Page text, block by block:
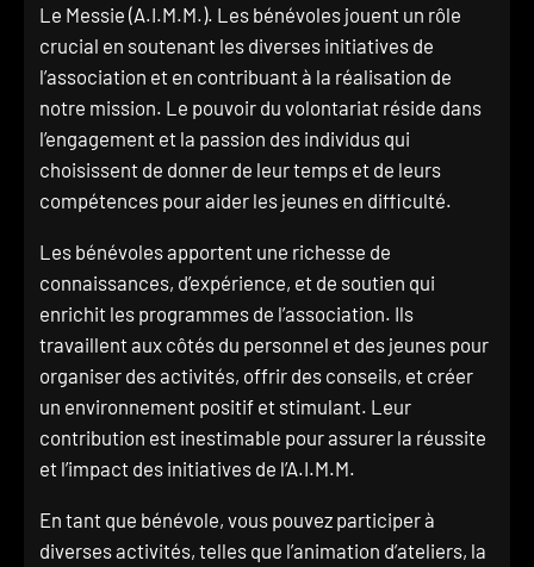
Le Messie (A.I.M.M.). Les bénévoles jouent un rôle
crucial en soutenant les diverses initiatives de
l’association et en contribuant à la réalisation de
notre mission. Le pouvoir du volontariat réside dans
l’engagement et la passion des individus qui
choisissent de donner de leur temps et de leurs
compétences pour aider les jeunes en difficulté.
Les bénévoles apportent une richesse de
connaissances, d’expérience, et de soutien qui
enrichit les programmes de l’association. Ils
travaillent aux côtés du personnel et des jeunes pour
organiser des activités, offrir des conseils, et créer
un environnement positif et stimulant. Leur
contribution est inestimable pour assurer la réussite
et l’impact des initiatives de l’A.I.M.M.
En tant que bénévole, vous pouvez participer à
diverses activités, telles que l’animation d’ateliers, la